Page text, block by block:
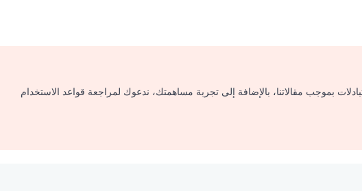
بموجب مقالاتنا، بالإضافة إلى تجربة مساهمتك، ندعوك لمراجعة قواعد الاستخدام